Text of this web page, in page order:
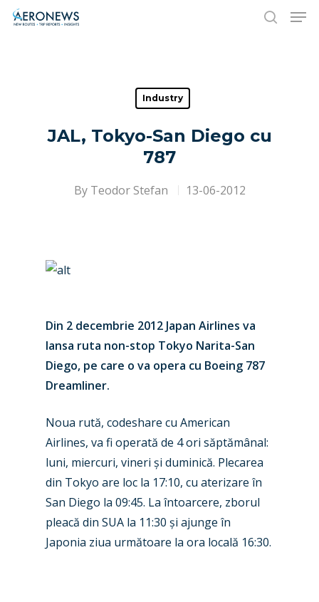
Hit enter to search or ESC to close
Industry
JAL, Tokyo-San Diego cu
787
By Teodor Stefan 13-06-2012
Din 2 decembrie 2012 Japan Airlines va
lansa ruta non-stop Tokyo Narita-San
Diego, pe care o va opera cu Boeing 787
Dreamliner.
Noua rută, codeshare cu American
Airlines, va fi operată de 4 ori săptămânal:
luni, miercuri, vineri și duminică. Plecarea
din Tokyo are loc la 17:10, cu aterizare în
San Diego la 09:45. La întoarcere, zborul
pleacă din SUA la 11:30 și ajunge în
Japonia ziua următoare la ora locală 16:30.
New Routes
Industry
Accidents / Incidents
Airshows
Dubai 2025
Business Jets